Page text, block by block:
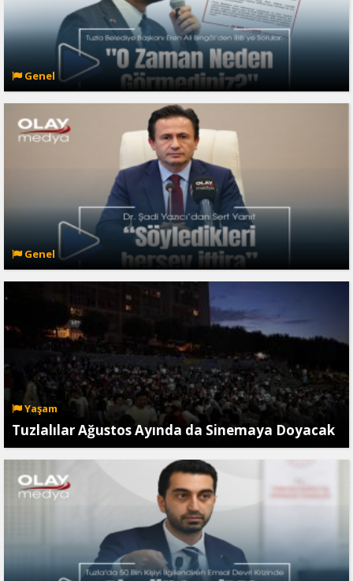
Genel
Genel
Yaşam
Tuzlalılar Ağustos Ayında da Sinemaya Doyacak